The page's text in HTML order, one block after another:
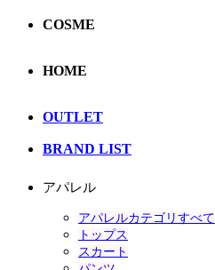
COSME
HOME
OUTLET
BRAND LIST
アパレル
アパレルカテゴリすべて
トップス
スカート